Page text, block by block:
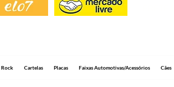
Rock Cartelas Placas Faixas Automotivas/Acessórios Cães